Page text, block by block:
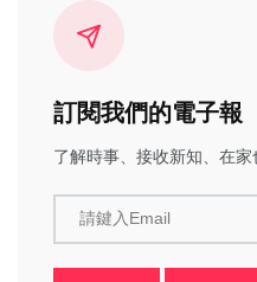
訂閱我們的電子報
了解時事、接收新知、在家
請鍵入Email